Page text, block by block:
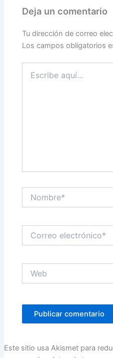
Deja un comentario
Tu dirección de correo
Los campos obligatorios
aquí...
electrónico*
Este sitio usa Akismet para